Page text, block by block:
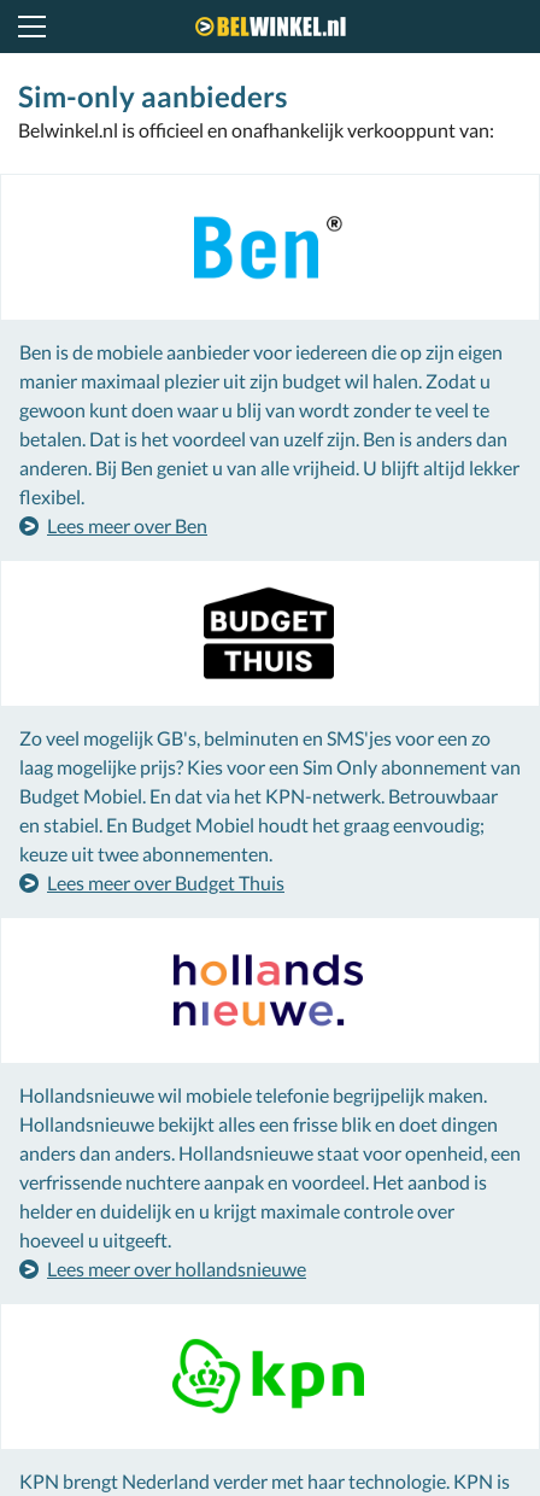
Sim-only aanbieders
Belwinkel.nl is officieel en onafhankelijk verkooppunt van:
Ben is de mobiele aanbieder voor iedereen die op zijn eigen
manier maximaal plezier uit zijn budget wil halen. Zodat u
gewoon kunt doen waar u blij van wordt zonder te veel te
betalen. Dat is het voordeel van uzelf zijn. Ben is anders dan
anderen. Bij Ben geniet u van alle vrijheid. U blijft altijd lekker
flexibel.
Lees meer over Ben
Zo veel mogelijk GB's, belminuten en SMS'jes voor een zo
laag mogelijke prijs? Kies voor een Sim Only abonnement van
Budget Mobiel. En dat via het KPN-netwerk. Betrouwbaar
en stabiel. En Budget Mobiel houdt het graag eenvoudig;
keuze uit twee abonnementen.
Lees meer over Budget Thuis
Hollandsnieuwe wil mobiele telefonie begrijpelijk maken.
Hollandsnieuwe bekijkt alles een frisse blik en doet dingen
anders dan anders. Hollandsnieuwe staat voor openheid, een
verfrissende nuchtere aanpak en voordeel. Het aanbod is
helder en duidelijk en u krijgt maximale controle over
hoeveel u uitgeeft.
Lees meer over hollandsnieuwe
KPN brengt Nederland verder met haar technologie. KPN is